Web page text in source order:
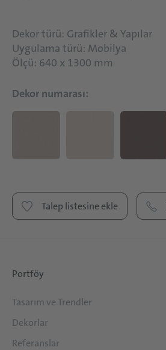
Dekor türü: Grafikler & Yapılar
Uygulama türü: Mobilya
Ölçü: 640 x 1300 mm
Dekor numarası:
Talep listesine ekle
Portföy
Tasarım ve Trendler
Dekorlar
Referanslar